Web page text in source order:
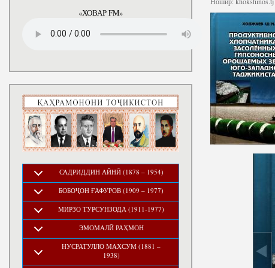
«ХОВАР FM»
САДРИДДИН АЙНӢ (1878 – 1954)
БОБОҶОН ҒАФУРОВ (1909 – 1977)
МИРЗО ТУРСУНЗОДА (1911-1977)
ЭМОМАЛӢ РАҲМОН
НУСРАТУЛЛО МАХСУМ (1881 –
1938)